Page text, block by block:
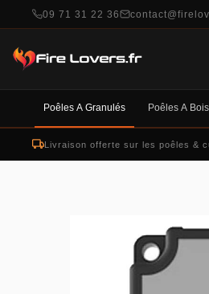
09 71 31 22 36
Poêles À Granulés Poêles À Bois
Livraison offerte sur les poêles &